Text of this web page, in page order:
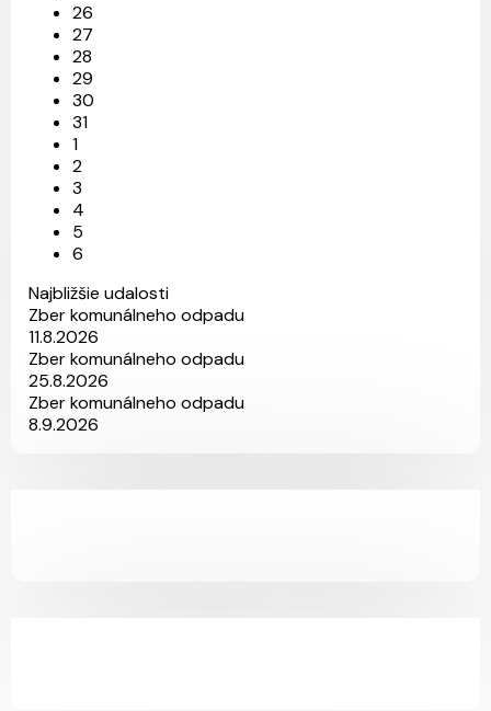
26
27
28
29
30
31
1
2
3
4
5
6
Najbližšie udalosti
Zber komunálneho odpadu
11.8.2026
Zber komunálneho odpadu
25.8.2026
Zber komunálneho odpadu
8.9.2026